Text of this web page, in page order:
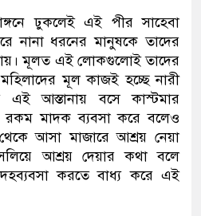
ঢুকলেই এই পীর সাহেবা
নানা ধরনের মানুষকে তাদের
মূলত এই লোকগুলোই তাদের
মূল কাজই হচ্ছে নারী
এই আস্তানায় বসে কাস্টমার
রকম মাদক ব্যবসা করে বলেও
আসা মাজারে আশ্রয় নেয়া
আশ্রয় দেয়ার কথা বলে
করতে বাধ্য করে এই